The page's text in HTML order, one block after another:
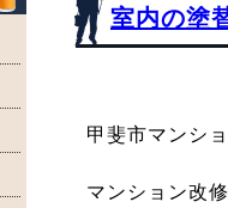
室内の塗
甲斐市マンシ
マンション改